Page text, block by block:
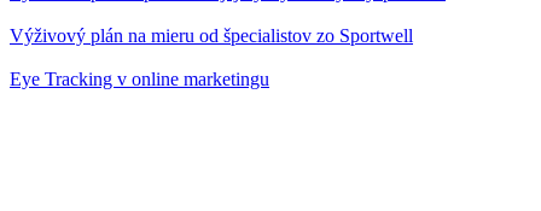
Výživový plán na mieru od špecialistov zo Sportwell
Eye Tracking v online marketingu